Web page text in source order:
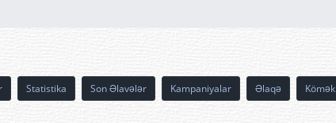
Statistika Son Əlavələr Kampaniyalar Əlaqə Kömək